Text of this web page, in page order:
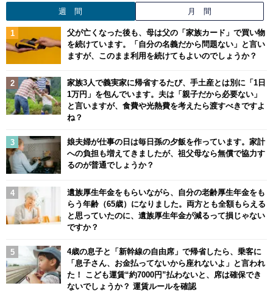
週 間 月 間
父が亡くなった後も、母は父の「家族カード」で買い物
を続けています。「自分の名義だから問題ない」と言い
ますが、このまま利用を続けてもよいのでしょうか？
家族3人で義実家に帰省するたび、手土産とは別に「1日
1万円」を包んでいます。夫は「親子だから必要ない」
と言いますが、食費や光熱費を考えたら渡すべきですよ
ね？
娘夫婦が仕事の日は毎日孫の夕飯を作っています。家計
への負担も増えてきましたが、祖父母なら無償で協力す
るのが普通でしょうか？
遺族厚生年金をもらいながら、自分の老齢厚生年金をも
らう年齢（65歳）になりました。両方とも全額もらえる
と思っていたのに、遺族厚生年金が減るって損じゃない
ですか？
4歳の息子と「新幹線の自由席」で帰省したら、乗客に
「息子さん、お金払ってないから座れないよ」と言われ
た！ こども運賃“約7000円”払わないと、席は確保でき
ないでしょうか？ 運賃ルールを確認